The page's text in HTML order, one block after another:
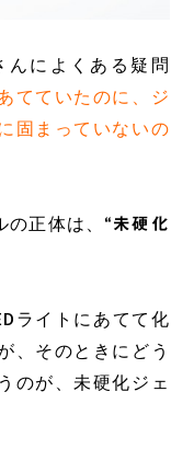
んによくある疑問
てていたのに、ジ
固まっていないの
正体は、
“未硬化
ライトにあてて化
、そのときにどう
のが、未硬化ジェ